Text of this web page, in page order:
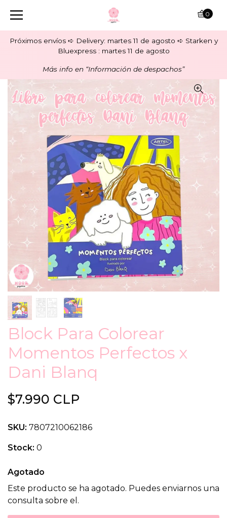
Próximos envíos ➪ Delivery: martes 11 de agosto ➪ Starken y
Bluexpress : martes 11 de agosto
Más info en “Información de despachos”
0
Block Para Colorear
Momentos Perfectos x
Dani Blanq
$7.990 CLP
SKU: 7807210062186
Stock: 0
Agotado
Este producto se ha agotado. Puedes enviarnos una
consulta sobre el.